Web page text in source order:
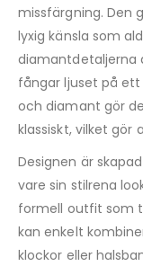
missfärgning. Den
lyxig känsla som
diamantdetaljerna
fångar ljuset på
och diamant gör
klassiskt, vilket gör
Designen är
vare sin stilrena
formell outfit som
kan enkelt
klockor eller